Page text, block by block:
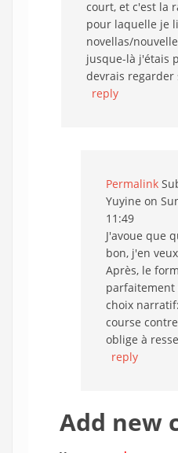
court, et c'est la
pour laquelle je
novellas/
jusque-là j'étais
devrais regarder
reply
Permalink
Yuyine on
11:49
J'avoue que
bon, j'en
Après, le
parfaitement
choix
course
oblige à
reply
Add new